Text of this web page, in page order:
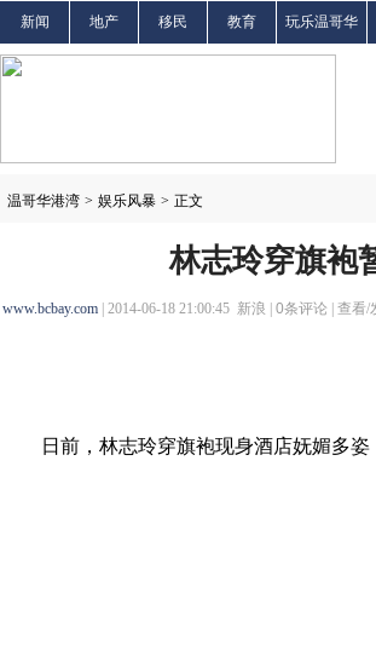
新闻 地产 移民 教育 玩乐温哥华
温哥华港湾 > 娱乐风暴 > 正文
林志玲穿旗袍
www.bcbay.com | 2014-06-18 21:00:45 新浪 | 0条评论 | 查看/
日前，林志玲穿旗袍现身酒店妩媚多姿